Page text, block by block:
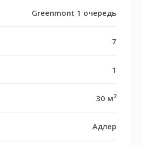
Greenmont 1 очередь
7
1
30 м2
Адлер